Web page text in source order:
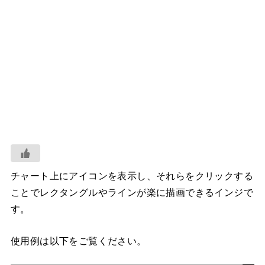
チャート上にアイコンを表示し、それらをクリックする
ことでレクタングルやラインが楽に描画できるインジで
す。
使用例は以下をご覧ください。